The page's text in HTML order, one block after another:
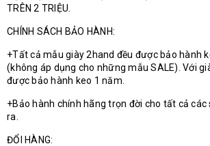
TRÊN 2 TRIỆU.
CHÍNH SÁCH BẢO HÀNH:
+Tất cả mẫu giày 2hand đều được bảo hành
(không áp dụng cho những mẫu SALE). Với
được bảo hành keo 1 năm.
+Bảo hành chính hãng trọn đời cho tất cả
ra.
ĐỔI HÀNG: